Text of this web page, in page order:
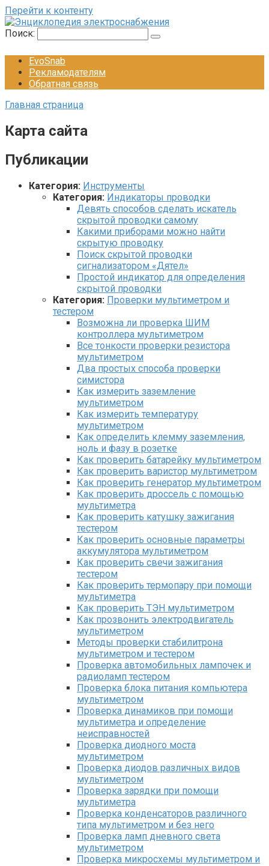
Перейти к контенту
Поиск:
EvoSnab
Рекламодателям
Обратная связь
Главная страница
Карта сайта
Публикации
Категория: Инструменты
Категория: Индикаторы проводки
Девять способов сделать искатель
скрытой проводки самому
Какими приборами можно найти
скрытую проводку
Поиск скрытой проводки
сигнализатором «Дятел»
Простой индикатор для определения
скрытой проводки
Категория: Проверки мультиметром и
тестером
Возможна ли проверка ШИМ
контроллера мультиметром
Все тонкости проверки резистора
мультиметром
Два простых способа проверки
симистора
Как измерить заземление
мультиметром
Как измерить температуру
мультиметром
Как определить клемму заземления,
ноль и фазу в розетке
Как проверить батарейку мультиметром
Как проверить варистор мультиметром
Как проверить генератор мультиметром
Как проверить дроссель с помощью
мультиметра
Как проверить катушку зажигания
тестером
Как проверить основные параметры
аккумулятора мультиметром
Как проверить свечи зажигания
тестером
Как проверить термопару при помощи
мультиметра
Как проверить ТЭН мультиметром
Как прозвонить электродвигатель
мультиметром
Методы проверки стабилитрона
мультиметром и тестером
Проверка автомобильных лампочек и
радиоламп тестером
Проверка блока питания компьютера
мультиметром
Проверка динамиков при помощи
мультиметра и определение
неисправностей
Проверка диодного моста
мультиметром
Проверка диодов различных видов
мультиметром
Проверка зарядки при помощи
мультиметра
Проверка конденсаторов различного
типа мультиметром и без него
Проверка ламп дневного света
мультиметром
Проверка микросхемы мультиметром и